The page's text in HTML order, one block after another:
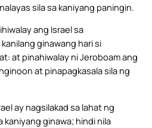
sila sa kaniyang paningin.
ang Israel sa
ginawang hari si
at pinahiwalay ni Jeroboam ang
at pinapagkasala sila ng
ay nagsilakad sa lahat ng
kaniyang ginawa; hindi nila